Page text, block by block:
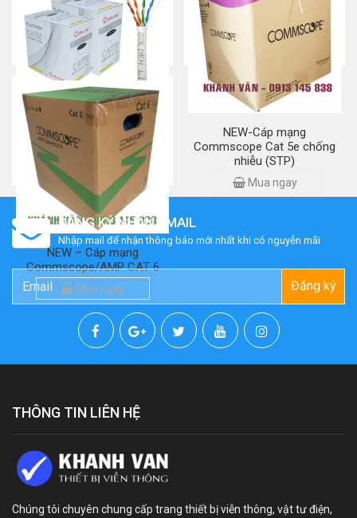
Cáp mạng LS Cat 6
Mua ngay
Cáp mạng Dintek Cat 6
Mua ngay
Cáp mạng GOLDEN LINK
CAT 5E
Mua ngay
NEW-Cáp mạng
Commscope Cat 5e chống
nhiễu (STP)
Mua ngay
NEW – Cáp mạng
Commscope/AMP CAT 6
Mua ngay
ĐĂNG KÝ NHẬN EMAIL
Nhập mail để nhận thông báo mới nhất khi có nguyễn mãi
Đăng ký
THÔNG TIN LIÊN HỆ
Chúng tôi chuyên chung cấp trang thiết bị viễn thông, vật tư điện,